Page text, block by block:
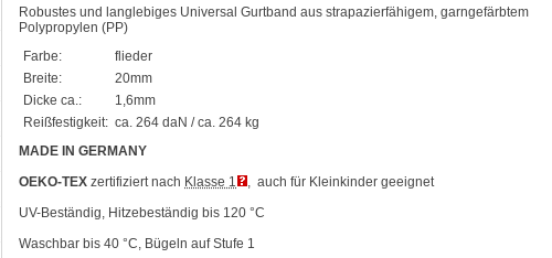
Robustes und langlebiges Universal Gurtband aus strapazierfähigem, garngefärbtem
Polypropylen (PP)
Farbe:
flieder
Breite:
20mm
Dicke ca.:
1,6mm
Reißfestigkeit: ca. 264 daN / ca. 264 kg
MADE IN GERMANY
OEKO-TEX zertifiziert nach Klasse 1
, auch für Kleinkinder geeignet
UV-Beständig, Hitzebeständig bis 120 °C
Waschbar bis 40 °C, Bügeln auf Stufe 1